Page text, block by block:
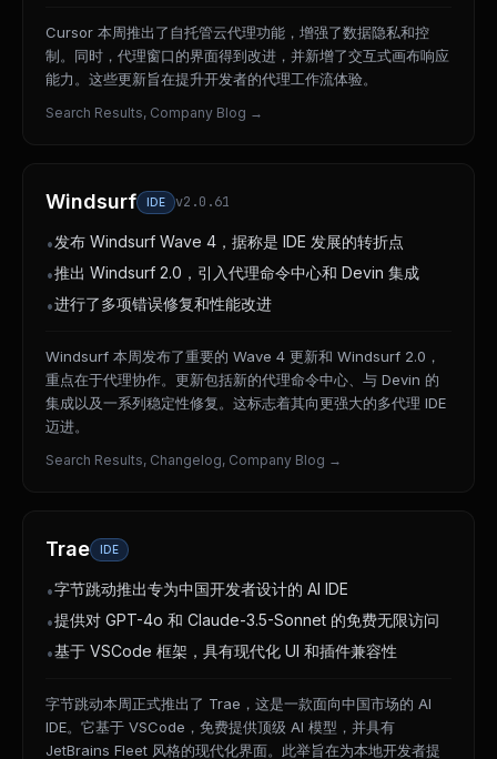
Cursor 本周推出了自托管云代理功能，增强了数据隐私和控
制。同时，代理窗口的界面得到改进，并新增了交互式画布响应
能力。这些更新旨在提升开发者的代理工作流体验。
Search Results, Company Blog →
Windsurf IDE v2.0.61
•发布 Windsurf Wave 4，据称是 IDE 发展的转折点
•推出 Windsurf 2.0，引入代理命令中心和 Devin 集成
•进行了多项错误修复和性能改进
Windsurf 本周发布了重要的 Wave 4 更新和 Windsurf 2.0，
重点在于代理协作。更新包括新的代理命令中心、与 Devin 的
集成以及一系列稳定性修复。这标志着其向更强大的多代理 IDE
迈进。
Search Results, Changelog, Company Blog →
Trae IDE
•字节跳动推出专为中国开发者设计的 AI IDE
•提供对 GPT-4o 和 Claude-3.5-Sonnet 的免费无限访问
•基于 VSCode 框架，具有现代化 UI 和插件兼容性
字节跳动本周正式推出了 Trae，这是一款面向中国市场的 AI
IDE。它基于 VSCode，免费提供顶级 AI 模型，并具有
JetBrains Fleet 风格的现代化界面。此举旨在为本地开发者提